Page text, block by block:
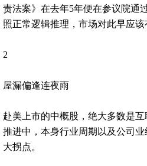
责法案》在去年5年便在参议院通
照正常逻辑推理，市场对此早应该
2
屋漏偏逢连夜雨
赴美上市的中概股，绝大多数是
推进中，本身行业周期以及公司
大拐点。